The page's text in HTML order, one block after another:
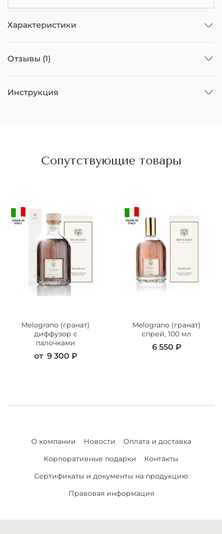
Характеристики
Отзывы (1)
Инструкция
Сопутствующие товары
Melograno (гранат)
диффузор с
палочками
от 9 300 ₽
Melograno (гранат)
спрей, 100 мл
6 550 ₽
О компании Новости
Оплата и доставка
Корпоративные подарки
Контакты
Сертификаты и документы на продукцию
Правовая информация